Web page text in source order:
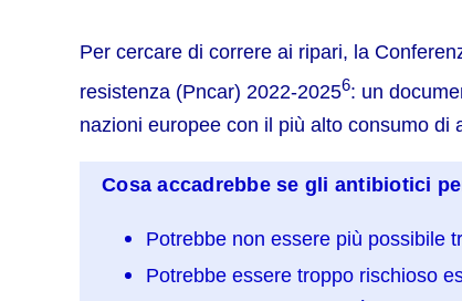
Per cercare di correre ai ripari, la
resistenza (Pncar) 2022-20256: un
nazioni europee con il più alto consumo
Cosa accadrebbe se gli antibiotici
Potrebbe non essere più possibile
Potrebbe essere troppo rischioso